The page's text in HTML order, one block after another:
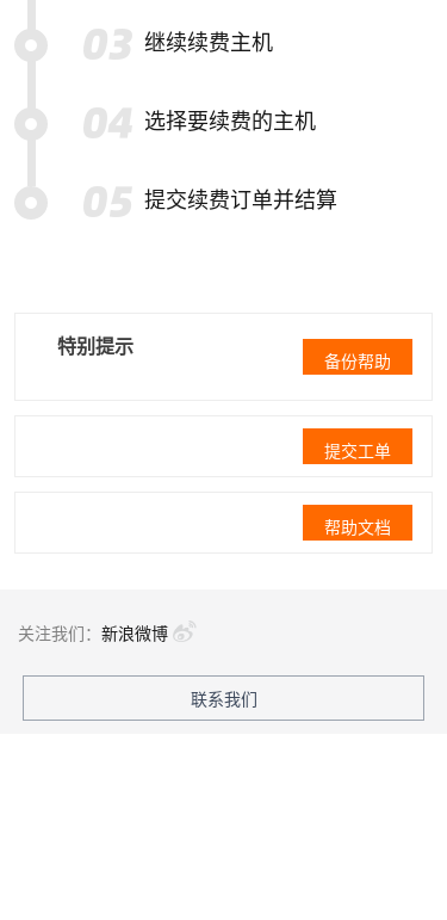
继续续费主机
选择要续费的主机
提交续费订单并结算
特别提示
备份帮助
提交工单
帮助文档